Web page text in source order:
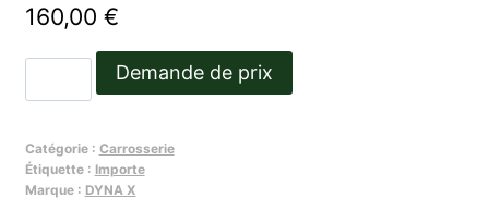
160,00 €
de
brise
AV
Demande de prix
Catégorie : Carrosserie
Étiquette : Importe
Marque : DYNA X